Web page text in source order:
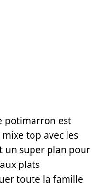
potimarron est
top avec les
un super plan pour
plats
toute la famille